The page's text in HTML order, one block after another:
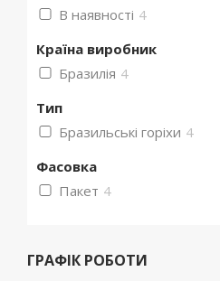
В наявності 4
Країна виробник
Бразилія 4
Тип
Бразильські горіхи 4
Фасовка
Пакет 4
ГРАФІК РОБОТИ